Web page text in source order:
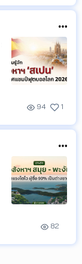
94 1
82